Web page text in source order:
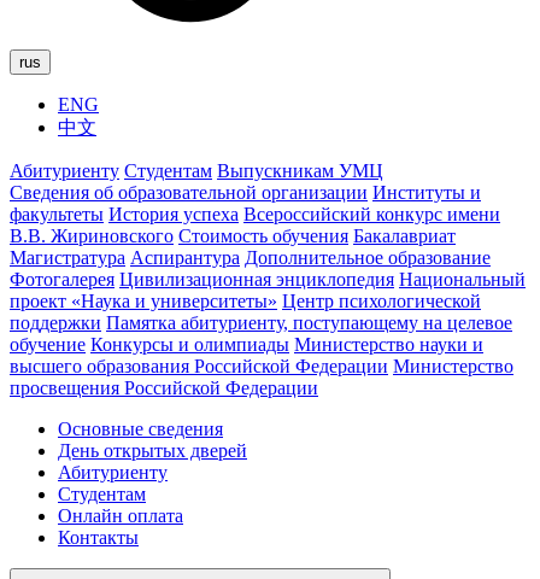
rus
ENG
中文
Абитуриенту Студентам Выпускникам УМЦ
Сведения об образовательной организации Институты и
факультеты История успеха Всероссийский конкурс имени
В.В. Жириновского Стоимость обучения Бакалавриат
Магистратура Аспирантура Дополнительное образование
Фотогалерея Цивилизационная энциклопедия Национальный
проект «Наука и университеты» Центр психологической
поддержки Памятка абитуриенту, поступающему на целевое
обучение Конкурсы и олимпиады Министерство науки и
высшего образования Российской Федерации Министерство
просвещения Российской Федерации
Основные сведения
День открытых дверей
Абитуриенту
Студентам
Онлайн оплата
Контакты